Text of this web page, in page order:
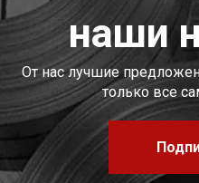
наши
От нас лучшие
только все